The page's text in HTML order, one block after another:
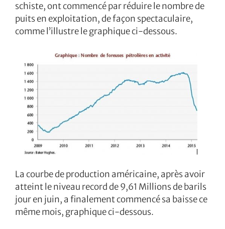
schiste, ont commencé par réduire le nombre de
puits en exploitation, de façon spectaculaire,
comme l’illustre le graphique ci-dessous.
La courbe de production américaine, après avoir
atteint le niveau record de 9,61 Millions de barils
jour en juin, a finalement commencé sa baisse ce
même mois, graphique ci-dessous.